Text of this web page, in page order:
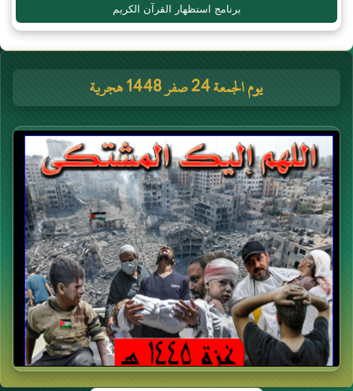
برنامج استظهار القرآن الكريم
يوم الجمعة 24 صفر 1448 هجرية